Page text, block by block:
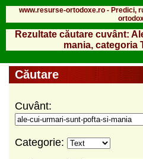
www.resurse-ortodoxe.ro - Predici,
Rezultate căutare cuvânt:
mania, categoria
Căutare
Cuvânt:
Categorie: